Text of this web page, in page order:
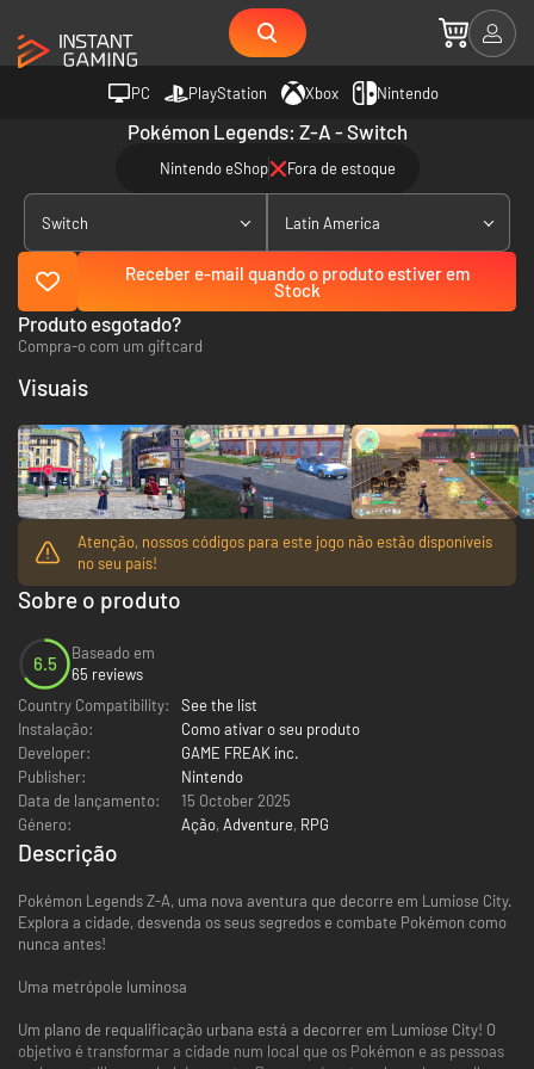
PC PlayStation Xbox Nintendo
Pokémon Legends: Z-A - Switch
Nintendo eShop Fora de estoque
Switch Latin America
Receber e-mail quando o produto estiver em
Stock
Atenção, nossos códigos para este jogo não estão disponíveis
no seu país!
Produto esgotado?
Compra-o com um giftcard
Sobre o produto
6.5
Baseado em
65 reviews
Country Compatibility:
See the list
Instalação:
Como ativar o seu produto
Developer:
GAME FREAK inc.
Publisher:
Nintendo
Data de lançamento:
15 October 2025
Género:
Ação, Adventure, RPG
Visuais
Descrição
Pokémon Legends Z-A, uma nova aventura que decorre em Lumiose City.
Explora a cidade, desvenda os seus segredos e combate Pokémon como
nunca antes!
Uma metrópole luminosa
Um plano de requalificação urbana está a decorrer em Lumiose City! O
objetivo é transformar a cidade num local que os Pokémon e as pessoas